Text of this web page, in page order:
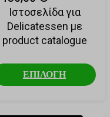
Ιστοσελίδα για
Delicatessen με
product catalogue
ΕΠΙΛΟΓΗ